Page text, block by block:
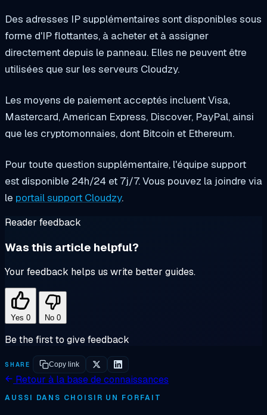
Des adresses IP supplémentaires sont disponibles sous
forme d'IP flottantes, à acheter et à assigner
directement depuis le panneau. Elles ne peuvent être
utilisées que sur les serveurs Cloudzy.
Les moyens de paiement acceptés incluent Visa,
Mastercard, American Express, Discover, PayPal, ainsi
que les cryptomonnaies, dont Bitcoin et Ethereum.
Pour toute question supplémentaire, l'équipe support
est disponible 24h/24 et 7j/7. Vous pouvez la joindre via
le portail support Cloudzy.
Reader feedback
Was this article helpful?
Your feedback helps us write better guides.
Yes 0 No 0
Be the first to give feedback
SHARE Copy link
Retour à la base de connaissances
AUSSI DANS CHOISIR UN FORFAIT